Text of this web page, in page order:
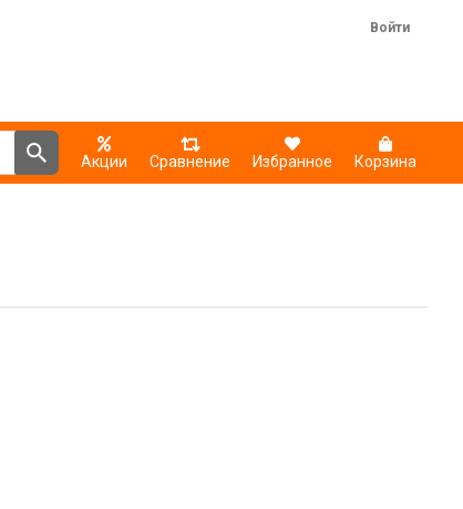
Войти
Акции Сравнение Избранное Корзина